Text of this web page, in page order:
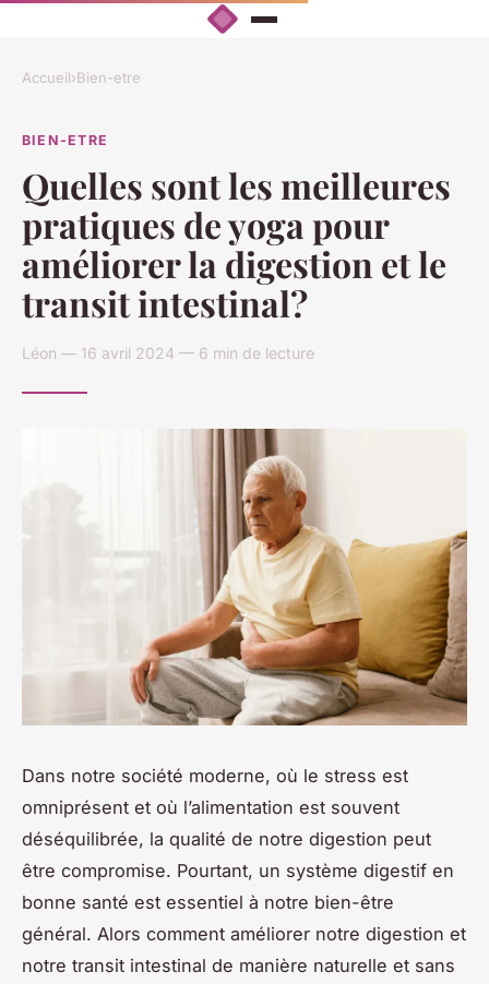
Accueil›Bien-etre
BIEN-ETRE
Quelles sont les meilleures
pratiques de yoga pour
améliorer la digestion et le
transit intestinal?
Léon — 16 avril 2024 — 6 min de lecture
Dans notre société moderne, où le stress est
omniprésent et où l’alimentation est souvent
déséquilibrée, la qualité de notre digestion peut
être compromise. Pourtant, un système digestif en
bonne santé est essentiel à notre bien-être
général. Alors comment améliorer notre digestion et
notre transit intestinal de manière naturelle et sans